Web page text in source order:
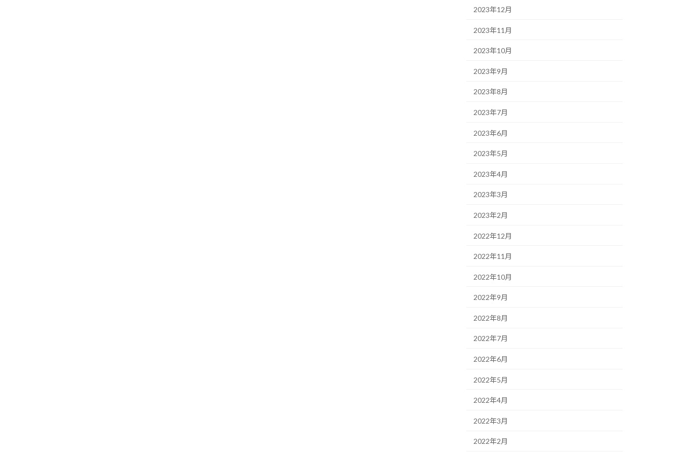
2023年12月
2023年11月
2023年10月
2023年9月
2023年8月
2023年7月
2023年6月
2023年5月
2023年4月
2023年3月
2023年2月
2022年12月
2022年11月
2022年10月
2022年9月
2022年8月
2022年7月
2022年6月
2022年5月
2022年4月
2022年3月
2022年2月